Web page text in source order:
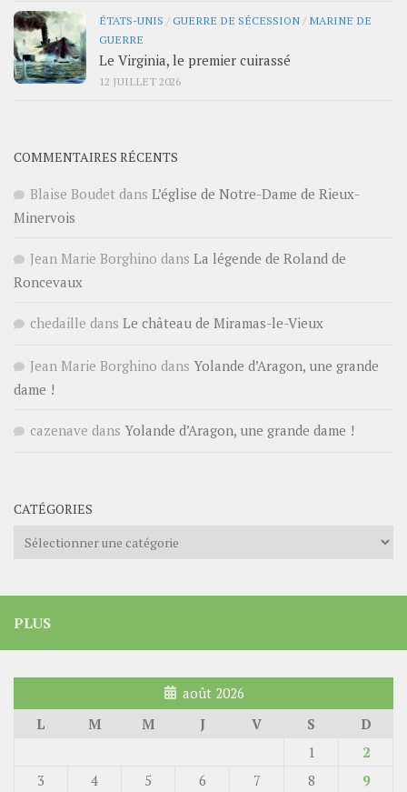
ÉTATS-UNIS /GUERRE DE SÉCESSION/ MARINE DE
GUERRE
Le Virginia, le premier cuirassé
12 JUILLET 2026
COMMENTAIRES RÉCENTS
Blaise Boudet dans L’église de Notre-Dame de Rieux-
Minervois
Jean Marie Borghino dans La légende de Roland de
Roncevaux
chedaille dans Le château de Miramas-le-Vieux
Jean Marie Borghino dans Yolande d’Aragon, une grande
dame !
cazenave dans Yolande d’Aragon, une grande dame !
CATÉGORIES
Catégories
PLUS
août 2026
L
M M J V S
D
1
2
3
4 5 6 7 8
9